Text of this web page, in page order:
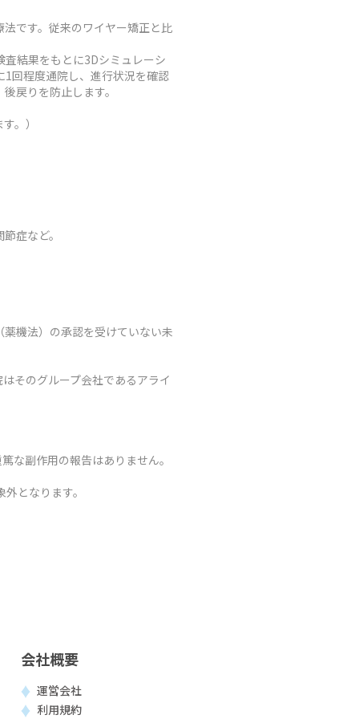
です。従来のワイヤー矯正と比
結果をもとに3Dシミュレーシ
1回程度通院し、進行状況を確認
戻りを防止します。
。）
症など。
機法）の承認を受けていない未
そのグループ会社であるアライ
な副作用の報告はありません。
となります。
会社概要
運営会社
利用規約